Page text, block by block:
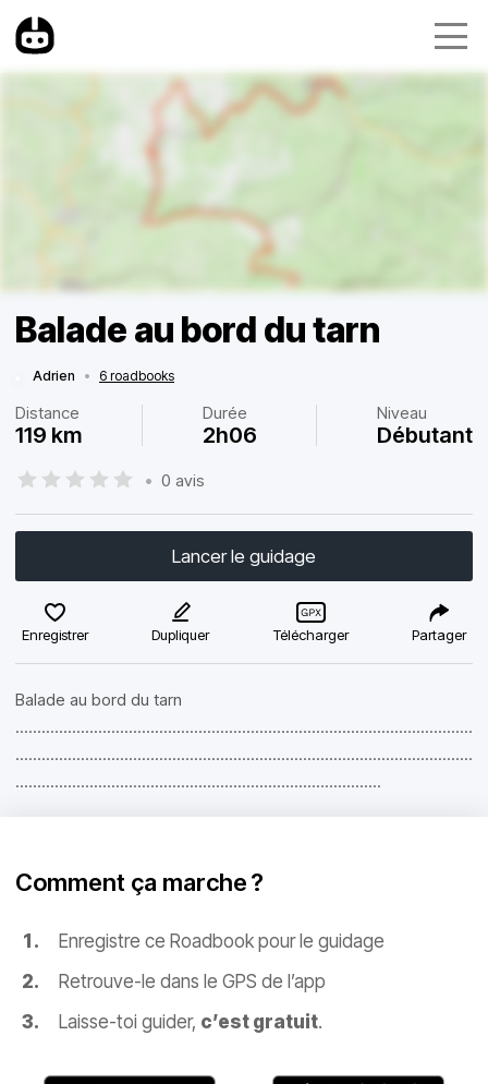
Balade au bord du tarn
Adrien • 6 roadbooks
Distance
119 km
Durée
2h06
Niveau
Débutant
• 0 avis
Lancer le guidage
Enregistrer Dupliquer Télécharger Partager
Balade au bord du tarn
.........................................................................................................
.........................................................................................................
....................................................................................
Comment ça marche ?
Enregistre ce Roadbook pour le guidage
Retrouve-le dans le GPS de l’app
Laisse-toi guider, c’est gratuit.